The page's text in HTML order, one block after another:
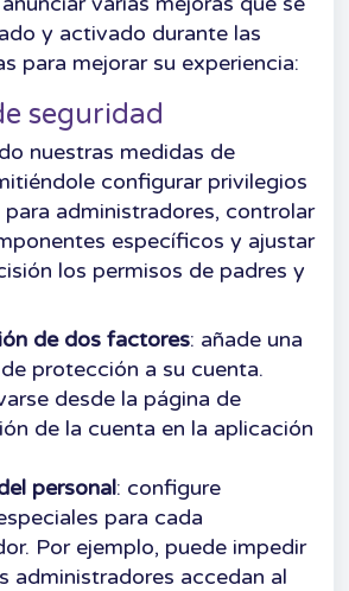
y activado durante las
para mejorar su experiencia:
seguridad
nuestras medidas de
configurar privilegios
para administradores, controlar
específicos y ajustar
los permisos de padres y
de dos factores: añade una
protección a su cuenta.
desde la página de
de la cuenta en la aplicación
personal: configure
para cada
Por ejemplo, puede impedir
administradores accedan al